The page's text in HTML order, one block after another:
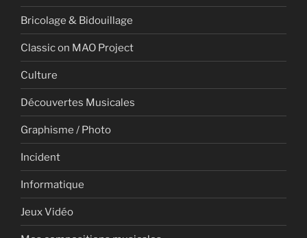
Bricolage & Bidouillage
Classic on MAO Project
Culture
Découvertes Musicales
Graphisme / Photo
Incident
Informatique
Jeux Vidéo